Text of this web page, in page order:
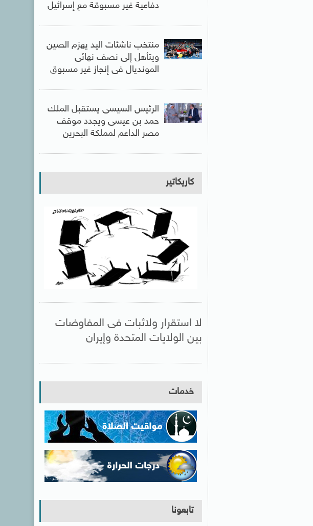
دفاعية غير مسبوقة مع إسرائيل
منتخب ناشئات اليد يهزم الصين
ويتأهل إلى نصف نهائى
المونديال فى إنجاز غير مسبوق
الرئيس السيسى يستقبل الملك
حمد بن عيسى ويجدد موقف
مصر الداعم لمملكة البحرين
كاريكاتير
لا استقرار ولاثبات فى المفاوضات
بين الولايات المتحدة وإيران
خدمات
تابعونا